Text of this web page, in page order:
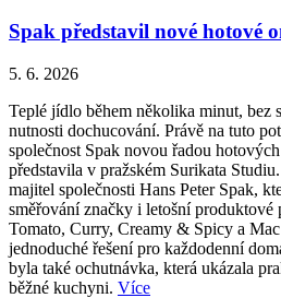
Spak představil nové hotové
5. 6. 2026
Teplé jídlo během několika minut, bez
nutnosti dochucování. Právě na tuto
společnost Spak novou řadou
představila v pražském Surikata
majitel společnosti Hans Peter Spak,
směřování značky i letošní
Tomato, Curry, Creamy & Spicy a
jednoduché řešení pro každodenní
byla také ochutnávka, která ukázala
běžné kuchyni. Více